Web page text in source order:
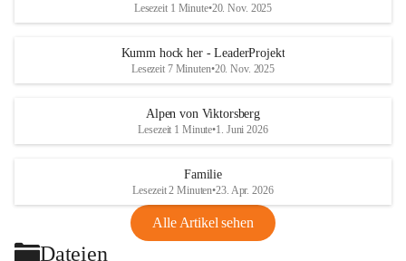
Lesezeit 1 Minute•20. Nov. 2025
Kumm hock her - LeaderProjekt
Lesezeit 7 Minuten•20. Nov. 2025
Alpen von Viktorsberg
Lesezeit 1 Minute•1. Juni 2026
Familie
Lesezeit 2 Minuten•23. Apr. 2026
Alle Artikel sehen
Dateien